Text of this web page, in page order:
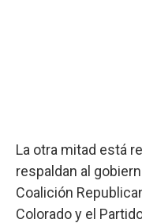
La otra mitad está
respaldan al
Coalición
Colorado y el